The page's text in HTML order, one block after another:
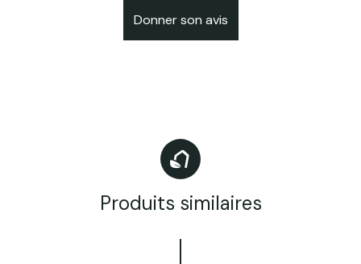
Donner son avis
Produits similaires